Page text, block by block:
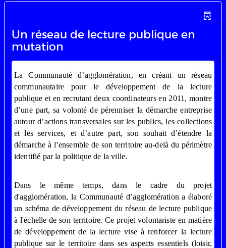
Un réseau de lecture publique en
mutation
La Communauté d’agglomération, en créant un réseau
communautaire pour le développement de la lecture
publique et en recrutant deux coordinateurs en 2011, montre
d’une part, sa volonté de pérenniser la démarche entreprise
autour d’actions transversales sur les publics, les collections
et les services, et d’autre part, son souhait d’étendre la
démarche à l’ensemble de son territoire au-delà du périmètre
identifié par la politique de la ville.
Dans le même temps, dans le cadre du projet
d'agglomération, la Communauté d’agglomération a élaboré
un schéma de développement du réseau de lecture publique
à l'échelle de son territoire. Ce projet volontariste en matière
de développement de la lecture vise à renforcer la lecture
publique sur le territoire dans ses aspects essentiels (loisir,